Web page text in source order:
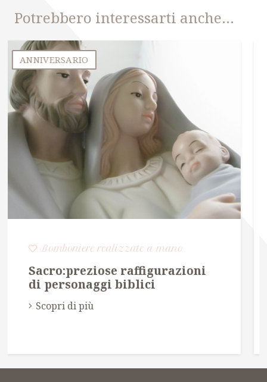
Potrebbero interessarti anche…
ANNIVERSARIO
Bomboniere realizzate a mano
DAMINE
Scopri di più